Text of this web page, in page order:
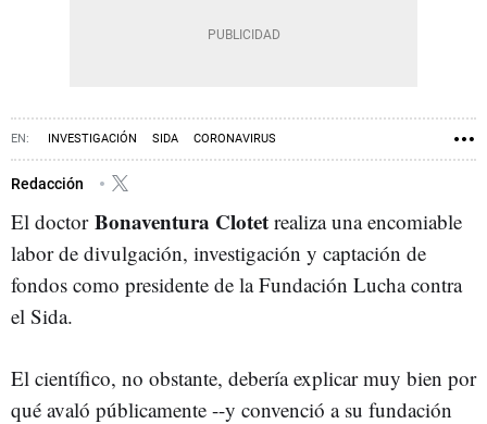
INVESTIGACIÓN SIDA CORONAVIRUS
Redacción
El doctor Bonaventura Clotet realiza una encomiable
labor de divulgación, investigación y captación de
fondos como presidente de la Fundación Lucha contra
el Sida.
El científico, no obstante, debería explicar muy bien por
qué avaló públicamente --y convenció a su fundación